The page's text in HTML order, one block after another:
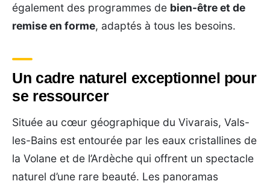
également des programmes de bien-être et de
remise en forme, adaptés à tous les besoins.
Un cadre naturel exceptionnel pour
se ressourcer
Située au cœur géographique du Vivarais, Vals-
les-Bains est entourée par les eaux cristallines de
la Volane et de l’Ardèche qui offrent un spectacle
naturel d’une rare beauté. Les panoramas